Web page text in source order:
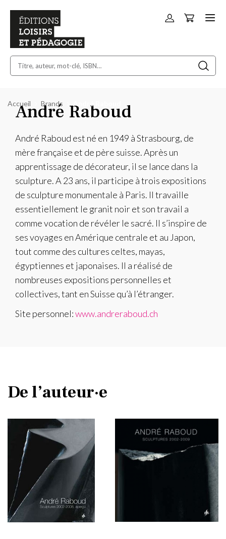
Allez
Panier
Accueil Brands André Raboud
André Raboud
André Raboud est né en 1949 à Strasbourg, de
mère française et de père suisse. Après un
apprentissage de décorateur, il se lance dans la
sculpture. A 23 ans, il participe à trois expositions
de sculpture monumentale à Paris. Il travaille
essentiellement le granit noir et son travail a
comme vocation de révéler le sacré. Il s’inspire de
ses voyages en Amérique centrale et au Japon,
tout comme des cultures celtes, mayas,
égyptiennes et japonaises. Il a réalisé de
nombreuses expositions personnelles et
collectives, tant en Suisse qu’à l’étranger.
Site personnel:www.andreraboud.ch
De l’auteur·e